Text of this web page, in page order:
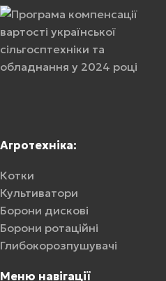
Агротехніка:
Котки
Культиватори
Борони дискові
Борони ротаційні
Глибокорозпушувачі
Меню навігації